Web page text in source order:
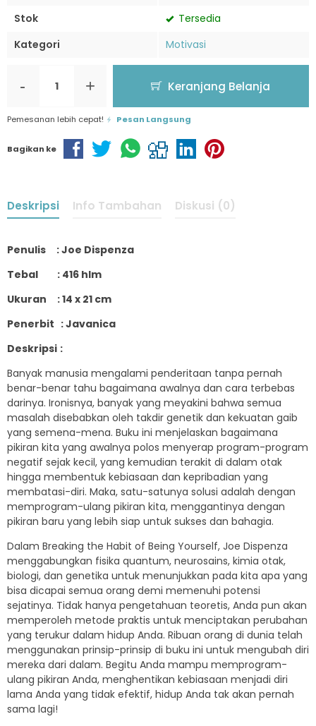
Stok
Tersedia
Kategori
Motivasi
- + Keranjang Belanja
Pemesanan lebih cepat! Pesan Langsung
Bagikan ke
Deskripsi Info Tambahan Diskusi (0)
Penulis :Joe Dispenza
Tebal
: 416 hlm
Ukuran
: 14 x 21 cm
Penerbit :Javanica
Deskripsi :
Banyak manusia mengalami penderitaan tanpa pernah
benar-benar tahu bagaimana awalnya dan cara terbebas
darinya. Ironisnya, banyak yang meyakini bahwa semua
masalah disebabkan oleh takdir genetik dan kekuatan gaib
yang semena-mena. Buku ini menjelaskan bagaimana
pikiran kita yang awalnya polos menyerap program-program
negatif sejak kecil, yang kemudian terakit di dalam otak
hingga membentuk kebiasaan dan kepribadian yang
membatasi-diri. Maka, satu-satunya solusi adalah dengan
memprogram-ulang pikiran kita, menggantinya dengan
pikiran baru yang lebih siap untuk sukses dan bahagia.
Dalam Breaking the Habit of Being Yourself, Joe Dispenza
menggabungkan fisika quantum, neurosains, kimia otak,
biologi, dan genetika untuk menunjukkan pada kita apa yang
bisa dicapai semua orang demi memenuhi potensi
sejatinya. Tidak hanya pengetahuan teoretis, Anda pun akan
memperoleh metode praktis untuk menciptakan perubahan
yang terukur dalam hidup Anda. Ribuan orang di dunia telah
menggunakan prinsip-prinsip di buku ini untuk mengubah diri
mereka dari dalam. Begitu Anda mampu memprogram-
ulang pikiran Anda, menghentikan kebiasaan menjadi diri
lama Anda yang tidak efektif, hidup Anda tak akan pernah
sama lagi!